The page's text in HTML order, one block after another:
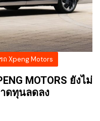
ถ Xpeng Motors
MOTORS ยังไม่
ดทุนลดลง